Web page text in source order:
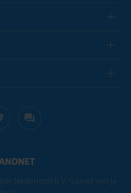
Nederland B.V. Geniet van je